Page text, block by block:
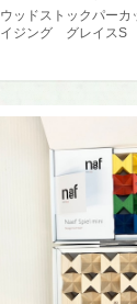
ウッドストックパーカ
イジング グレイスS